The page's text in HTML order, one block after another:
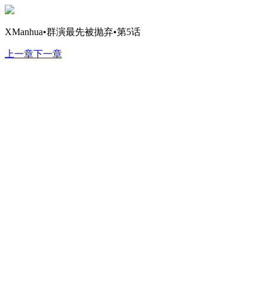
XManhua•群演最先被抛弃•第5话
上一章下一章